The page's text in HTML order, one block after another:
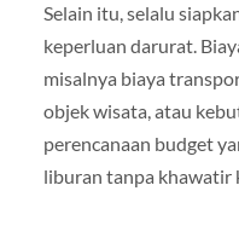
Selain itu, selalu
keperluan darurat.
misalnya biaya
objek wisata, atau
perencanaan budget
liburan tanpa khawatir